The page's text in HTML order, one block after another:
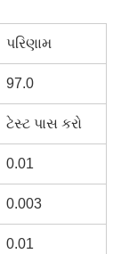
પરિણામ
97.0
ટેસ્ટ પાસ કરો
0.01
0.003
0.01